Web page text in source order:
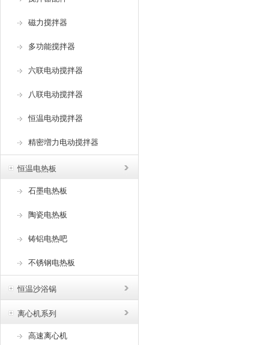
磁力搅拌器
多功能搅拌器
六联电动搅拌器
八联电动搅拌器
恒温电动搅拌器
精密増力电动搅拌器
恒温电热板
石墨电热板
陶瓷电热板
铸铝电热吧
不锈钢电热板
恒温沙浴锅
离心机系列
高速离心机